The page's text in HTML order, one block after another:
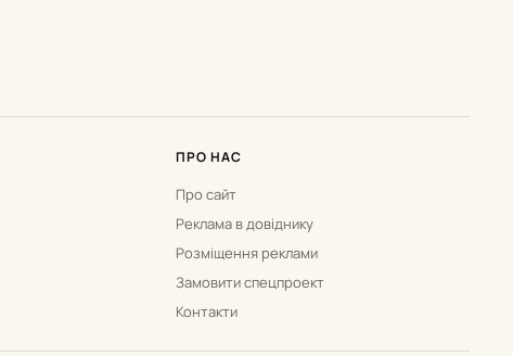
ПРО НАС
Про сайт
Реклама в довіднику
Розміщення реклами
Замовити спецпроект
Контакти